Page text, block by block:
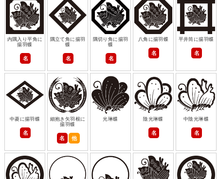
内隅入り平角に
揚羽蝶
名
隅立て角に揚羽
蝶
名
隅切り角に揚羽
蝶
名
八角に揚羽蝶
名
平井筒に揚羽蝶
名
中菱に揚羽蝶
名
細抱き矢羽根に
揚羽蝶
名 他
光琳蝶 陰光琳蝶
名
中陰光琳蝶
名